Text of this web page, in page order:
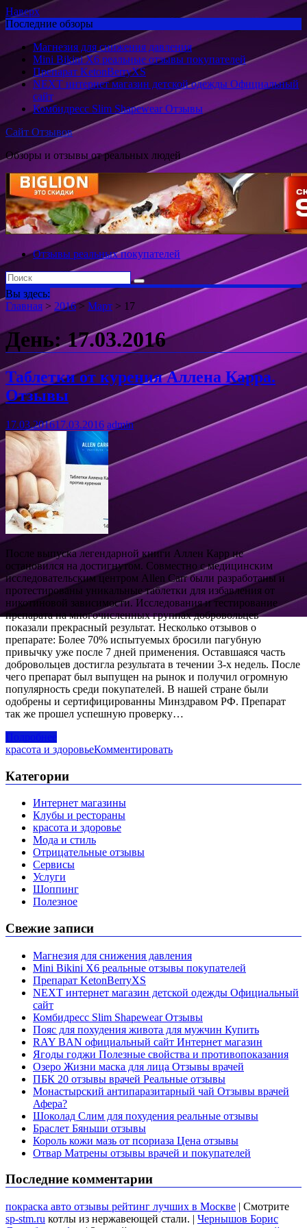
Наверх
Последние обзоры
Магнезия для снижения давления
Mini Bikini X6 реальные отзывы покупателей
Препарат KetonBerryХS
NEXT интернет магазин детской одежды Официальный
сайт
Комбидресс Slim Shapewear Отзывы
Сайт Отзывов
Обзоры и отзывы от реальных людей
Отзывы реальных покупателей
Вы здесь:
Главная > 2016 > Март > 17
День: 17.03.2016
Таблетки от курения Аллена Карра.
Отзывы
17.03.201617.03.2016 admin
После выпуска легендарной книги Аллен Карр не
остановился на достигнутом. Совместно с медицинским
исследовательским центром Allen Carr были разработаны и
протестированы уникальные таблетки для избавления от
никотиновой зависимости. Исследования и тестирование
препарата на многочисленных группах добровольцев
показали прекрасный результат. Несколько отзывов о
препарате: Более 70% испытуемых бросили пагубную
привычку уже после 7 дней применения. Оставшаяся часть
добровольцев достигла результата в течении 3-х недель. После
чего препарат был выпущен на рынок и получил огромную
популярность среди покупателей. В нашей стране были
одобрены и сертифицированны Минздравом РФ. Препарат
так же прошел успешную проверку…
Подробнее
красота и здоровьеКомментировать
Категории
Интернет магазины
Клубы и рестораны
красота и здоровье
Мода и стиль
Отрицательные отзывы
Сервисы
Услуги
Шоппинг
Полезное
Свежие записи
Магнезия для снижения давления
Mini Bikini X6 реальные отзывы покупателей
Препарат KetonBerryХS
NEXT интернет магазин детской одежды Официальный
сайт
Комбидресс Slim Shapewear Отзывы
Пояс для похудения живота для мужчин Купить
RAY BAN официальный сайт Интернет магазин
Ягоды годжи Полезные свойства и противопоказания
Озеро Жизни маска для лица Отзывы врачей
ПБК 20 отзывы врачей Реальные отзывы
Монастырский антипаразитарный чай Отзывы врачей
Афера?
Шоколад Слим для похудения реальные отзывы
Браслет Бяньши отзывы
Король кожи мазь от псориаза Цена отзывы
Отвар Матрены отзывы врачей и покупателей
Последние комментарии
покраска авто отзывы рейтинг лучших в Москве | Смотрите
sp-stm.ru котлы из нержавеющей стали. | Чернышов Борис